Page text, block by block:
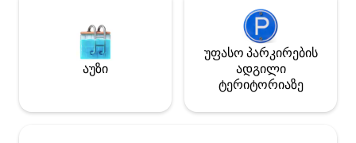
აუზი
უფასო პარკირების
ადგილი
ტერიტორიაზე